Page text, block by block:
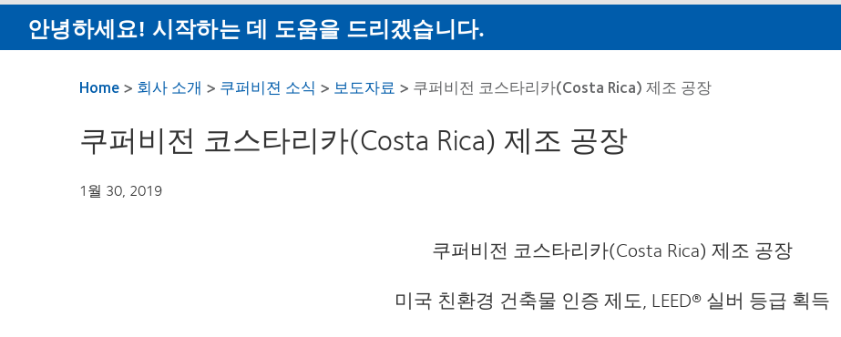
안녕하세요! 시작하는 데 도움을 드리겠습니다.
Home> 회사 소개 > 쿠퍼비젼 소식 > 보도자료 > 쿠퍼비전 코스타리카(Costa Rica) 제조 공장
쿠퍼비전 코스타리카(Costa Rica) 제조 공장
1월 30, 2019
쿠퍼비전 코스타리카(Costa Rica) 제조 공장
미국 친환경 건축물 인증제도, LEED®실버 등급 획득